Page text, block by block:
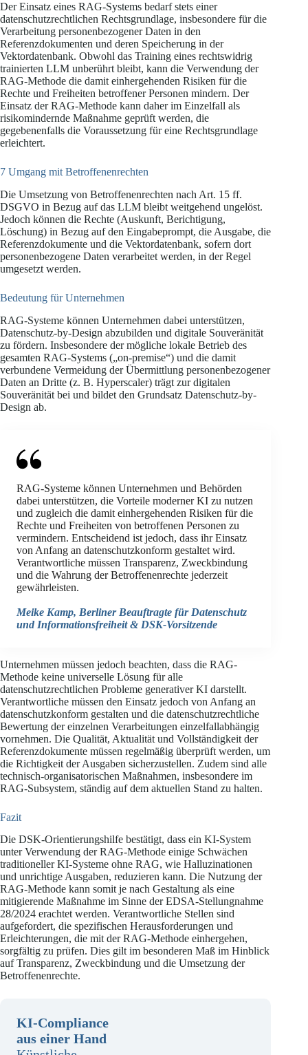
Der Einsatz eines RAG-Systems bedarf stets einer
datenschutzrechtlichen Rechtsgrundlage, insbesondere für die
Verarbeitung personenbezogener Daten in den
Referenzdokumenten und deren Speicherung in der
Vektordatenbank. Obwohl das Training eines rechtswidrig
trainierten LLM unberührt bleibt, kann die Verwendung der
RAG-Methode die damit einhergehenden Risiken für die
Rechte und Freiheiten betroffener Personen mindern. Der
Einsatz der RAG-Methode kann daher im Einzelfall als
risikomindernde Maßnahme geprüft werden, die
gegebenenfalls die Voraussetzung für eine Rechtsgrundlage
erleichtert.
7 Umgang mit Betroffenenrechten
Die Umsetzung von Betroffenenrechten nach Art. 15 ff.
DSGVO in Bezug auf das LLM bleibt weitgehend ungelöst.
Jedoch können die Rechte (Auskunft, Berichtigung,
Löschung) in Bezug auf den Eingabeprompt, die Ausgabe, die
Referenzdokumente und die Vektordatenbank, sofern dort
personenbezogene Daten verarbeitet werden, in der Regel
umgesetzt werden.
Bedeutung für Unternehmen
RAG-Systeme können Unternehmen dabei unterstützen,
Datenschutz-by-Design abzubilden und digitale Souveränität
zu fördern. Insbesondere der mögliche lokale Betrieb des
gesamten RAG-Systems („on-premise“) und die damit
verbundene Vermeidung der Übermittlung personenbezogener
Daten an Dritte (z. B. Hyperscaler) trägt zur digitalen
Souveränität bei und bildet den Grundsatz Datenschutz-by-
Design ab.
RAG-Systeme können Unternehmen und Behörden
dabei unterstützen, die Vorteile moderner KI zu nutzen
und zugleich die damit einhergehenden Risiken für die
Rechte und Freiheiten von betroffenen Personen zu
vermindern. Entscheidend ist jedoch, dass ihr Einsatz
von Anfang an datenschutzkonform gestaltet wird.
Verantwortliche müssen Transparenz, Zweckbindung
und die Wahrung der Betroffenenrechte jederzeit
gewährleisten.
Meike Kamp, Berliner Beauftragte für Datenschutz
und Informationsfreiheit & DSK-Vorsitzende
Unternehmen müssen jedoch beachten, dass die RAG-
Methode keine universelle Lösung für alle
datenschutzrechtlichen Probleme generativer KI darstellt.
Verantwortliche müssen den Einsatz jedoch von Anfang an
datenschutzkonform gestalten und die datenschutzrechtliche
Bewertung der einzelnen Verarbeitungen einzelfallabhängig
vornehmen. Die Qualität, Aktualität und Vollständigkeit der
Referenzdokumente müssen regelmäßig überprüft werden, um
die Richtigkeit der Ausgaben sicherzustellen. Zudem sind alle
technisch-organisatorischen Maßnahmen, insbesondere im
RAG-Subsystem, ständig auf dem aktuellen Stand zu halten.
Fazit
Die DSK-Orientierungshilfe bestätigt, dass ein KI-System
unter Verwendung der RAG-Methode einige Schwächen
traditioneller KI-Systeme ohne RAG, wie Halluzinationen
und unrichtige Ausgaben, reduzieren kann. Die Nutzung der
RAG-Methode kann somit je nach Gestaltung als eine
mitigierende Maßnahme im Sinne der EDSA-Stellungnahme
28/2024 erachtet werden. Verantwortliche Stellen sind
aufgefordert, die spezifischen Herausforderungen und
Erleichterungen, die mit der RAG-Methode einhergehen,
sorgfältig zu prüfen. Dies gilt im besonderen Maß im Hinblick
auf Transparenz, Zweckbindung und die Umsetzung der
Betroffenenrechte.
KI-Compliance
aus einer Hand